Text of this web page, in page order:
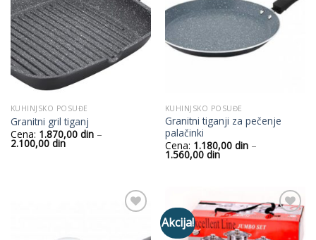
KUHINJSKO POSUĐE
Granitni gril tiganj
Cena: 1.870,00din –
2.100,00dinRaspon
cena:
KUHINJSKO POSUĐE
Granitni tiganji za pečenje
palačinki
Cena: 1.180,00din –
1.560,00dinRaspon
do
1.560,00
din
Akcija!